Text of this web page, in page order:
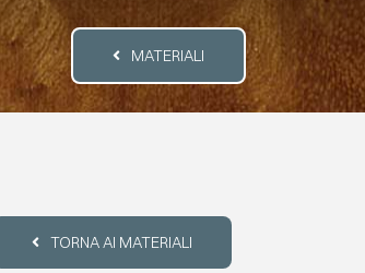
MATERIALI
TORNA AI MATERIALI